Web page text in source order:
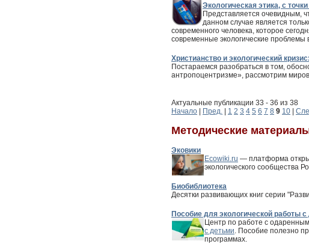
Экологическая этика, с
Представляется очевидным,
данном случае является
современного человека, которое
современные экологические проблемы
Христианство и экологический
Постараемся разобраться в том,
антропоцентризме», рассмотрим
Актуальные публикации 33 - 36 из 38
Начало | Пред. | 1 2 3 4 5 6 7 8 9 10 |
Методические
Эковики
Ecowiki.ru — платформа
экологического сообщества
Биобиблиотека
Десятки развивающих книг серии
Пособие для экологической работы
Центр по работе с
с детьми . Пособие полезно
программах.